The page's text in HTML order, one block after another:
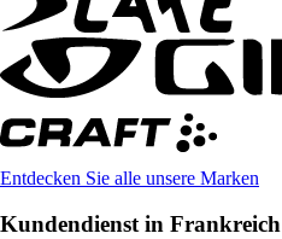
Entdecken Sie alle unsere Marken
Kundendienst in Frankreich